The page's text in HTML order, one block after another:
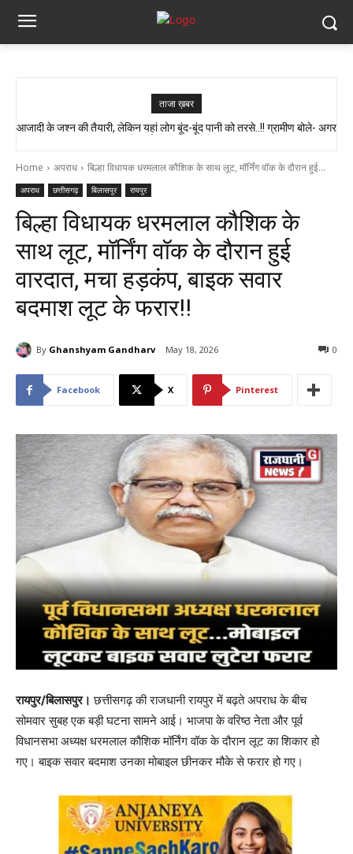
ताजा ख़बर
AAP सांसद को मिला कांग्रेस विधायक अटल श्रीवास्तव का साथ, बोले- केंद्र में नीति
आजादी के जश्न की तैयारी, लेकिन यहां लोग बूंद-बूंद पानी को तरसे..!! ग्रामीण बोले- अगर
Home अपराध बिल्हा विधायक धरमलाल कौशिक के साथ लूट, मॉर्निंग वॉक के दौरान हुई...
अपराध छत्तीसगढ़ बिलासपुर रायपुर
बिल्हा विधायक धरमलाल कौशिक के
साथ लूट, मॉर्निंग वॉक के दौरान हुई
वारदात, मचा हड़कंप, बाइक सवार
बदमाश लूट के फरार!!
By Ghanshyam Gandharv May 18, 2026 0
Facebook X Pinterest
रायपुर/बिलासपुर। छत्तीसगढ़ की राजधानी रायपुर में बढ़ते अपराध के बीच
सोमवार सुबह एक बड़ी घटना सामने आई। भाजपा के वरिष्ठ नेता और पूर्व
विधानसभा अध्यक्ष धरमलाल कौशिक मॉर्निंग वॉक के दौरान लूट का शिकार हो
गए। बाइक सवार बदमाश उनका मोबाइल छीनकर मौके से फरार हो गए।